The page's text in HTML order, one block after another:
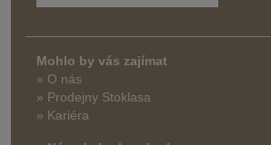
Mohlo by vás zajímat
» O nás
» Prodejny Stoklasa
» Kariéra